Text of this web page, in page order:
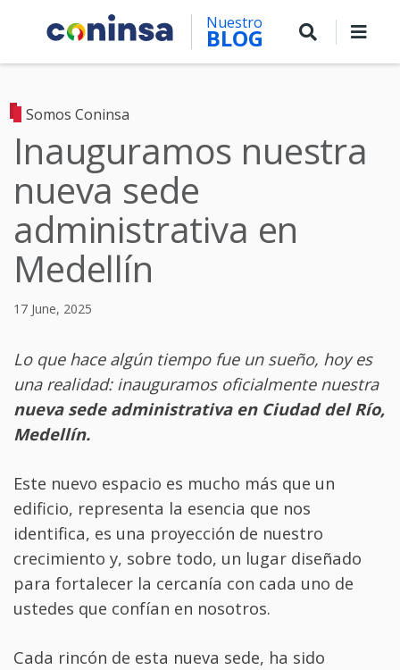
Nuestro
BLOG
Somos Coninsa
Inauguramos nuestra
nueva sede
administrativa en
Medellín
17 June, 2025
Lo que hace algún tiempo fue un sueño, hoy es
una realidad: inauguramos oficialmente nuestra
nueva sede administrativa en Ciudad del Río,
Medellín.
Este nuevo espacio es mucho más que un
edificio, representa la esencia que nos
identifica, es una proyección de nuestro
crecimiento y, sobre todo, un lugar diseñado
para fortalecer la cercanía con cada uno de
ustedes que confían en nosotros.
Cada rincón de esta nueva sede, ha sido